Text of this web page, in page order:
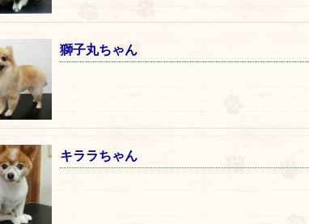
獅子丸ちゃん
キララちゃん